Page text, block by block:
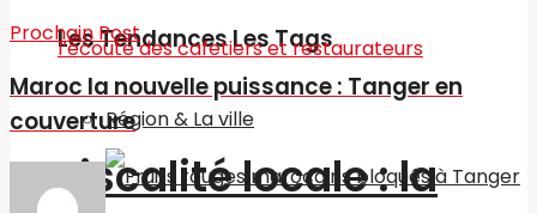
Les Tendances Les Tags
Région & La ville
Fiscalité locale : la
Prochain Post
Maroc la nouvelle puissance : Tanger en
couverture